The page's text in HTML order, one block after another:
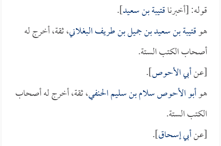
قوله: [أخبرناقتيبة بن سعيد].
هوقتيبة بن سعيد بن جميل بن طريف البغلاني، ثقة، أخرج له
أصحاب الكتب الستة.
[عنأبي الأحوص].
هوأبو الأحوص سلام بن سليم الحنفي، ثقة، أخرج له أصحاب
الكتب الستة.
[عنأبي إسحاق].